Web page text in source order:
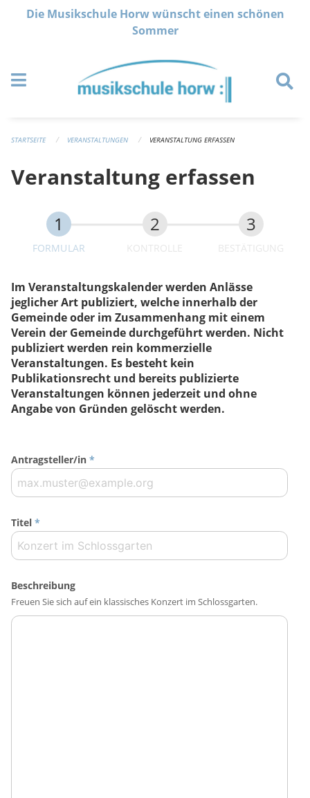
Navigation überspringen
Die Musikschule Horw wünscht einen schönen
Sommer
STARTSEITE VERANSTALTUNGEN VERANSTALTUNG ERFASSEN
Veranstaltung erfassen
FORMULAR KONTROLLE BESTÄTIGUNG
Im Veranstaltungskalender werden Anlässe
jeglicher Art publiziert, welche innerhalb der
Gemeinde oder im Zusammenhang mit einem
Verein der Gemeinde durchgeführt werden. Nicht
publiziert werden rein kommerzielle
Veranstaltungen. Es besteht kein
Publikationsrecht und bereits publizierte
Veranstaltungen können jederzeit und ohne
Angabe von Gründen gelöscht werden.
Antragsteller/in *
Titel *
Beschreibung
Freuen Sie sich auf ein klassisches Konzert im Schlossgarten.